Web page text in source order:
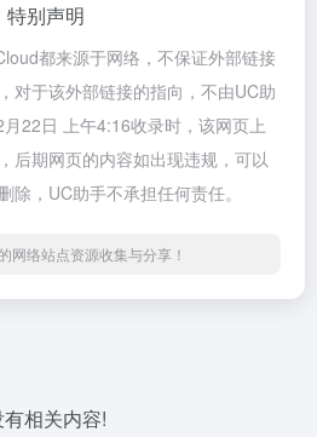
特别声明
都来源于网络，不保证外部链接
对于该外部链接的指向，不由UC助
22日 上午4:16收录时，该网页上
后期网页的内容如出现违规，可以
除，UC助手不承担任何责任。
网络站点资源收集与分享！
相关内容!